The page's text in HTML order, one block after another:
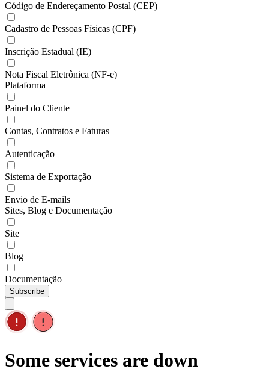
Código de Endereçamento Postal (CEP)
Cadastro de Pessoas Físicas (CPF)
Inscrição Estadual (IE)
Nota Fiscal Eletrônica (NF-e)
Plataforma
Painel do Cliente
Contas, Contratos e Faturas
Autenticação
Sistema de Exportação
Envio de E-mails
Sites, Blog e Documentação
Site
Blog
Documentação
Subscribe
Some services are down